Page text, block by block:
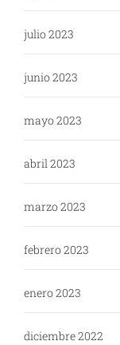
julio 2023
junio 2023
mayo 2023
abril 2023
marzo 2023
febrero 2023
enero 2023
diciembre 2022